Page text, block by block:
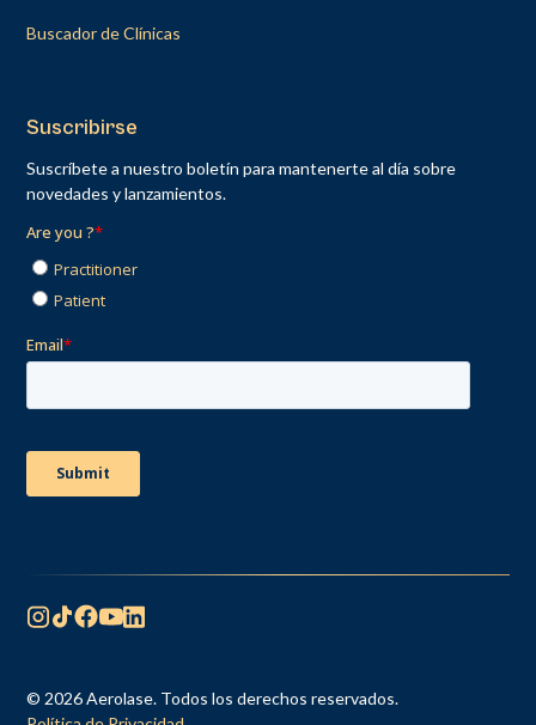
Buscador de Clínicas
Suscribirse
Suscríbete a nuestro boletín para mantenerte al día sobre
novedades y lanzamientos.
© 2026 Aerolase. Todos los derechos reservados.